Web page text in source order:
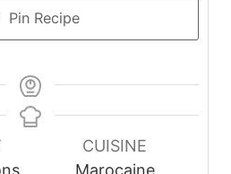
Pin Recipe
CUISINE
Marocaine